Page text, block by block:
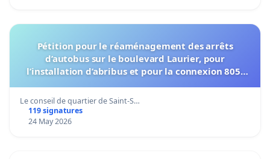
Pétition pour le réaménagement des arrêts
d’autobus sur le boulevard Laurier, pour
l’installation d’abribus et pour la connexion 805-
Le conseil de quartier de Saint-S…
119 signatures
24 May 2026